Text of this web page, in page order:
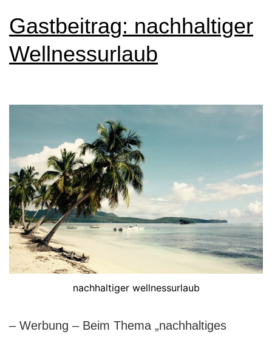
Gastbeitrag: nachhaltiger
Wellnessurlaub
nachhaltiger wellnessurlaub
– Werbung – Beim Thema „nachhaltiges